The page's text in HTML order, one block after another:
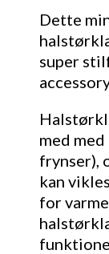
Dette
super
med
frynser),
kan
for